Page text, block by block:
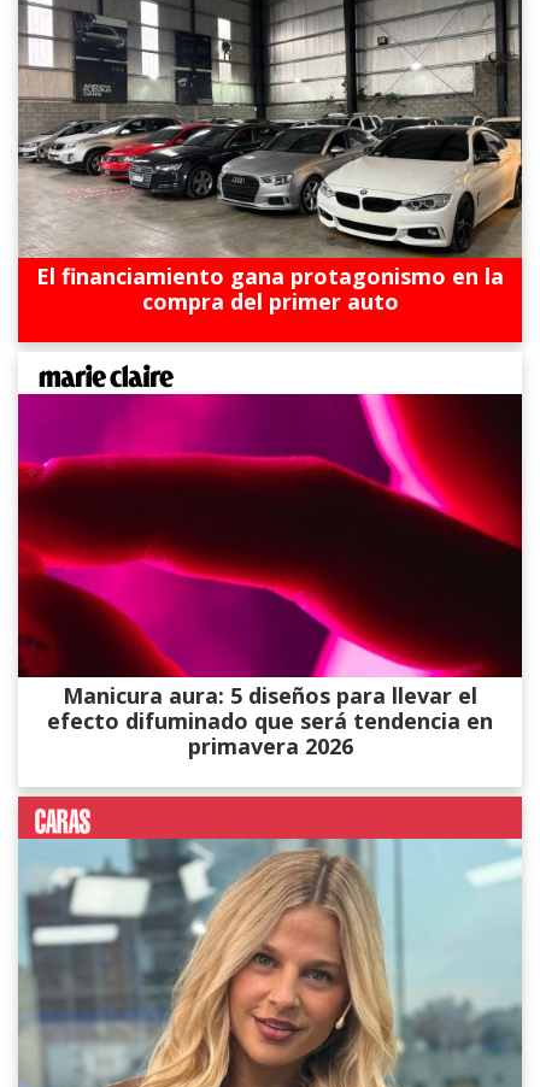
El financiamiento gana protagonismo en la
compra del primer auto
Manicura aura: 5 diseños para llevar el
efecto difuminado que será tendencia en
primavera 2026